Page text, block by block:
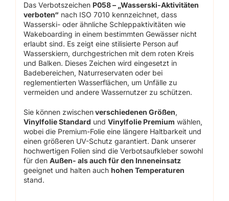
Das Verbotszeichen P058 – „Wasserski-Aktivitäten
verboten“ nach ISO 7010 kennzeichnet, dass
Wasserski- oder ähnliche Schleppaktivitäten wie
Wakeboarding in einem bestimmten Gewässer nicht
erlaubt sind. Es zeigt eine stilisierte Person auf
Wasserskiern, durchgestrichen mit dem roten Kreis
und Balken. Dieses Zeichen wird eingesetzt in
Badebereichen, Naturreservaten oder bei
reglementierten Wasserflächen, um Unfälle zu
vermeiden und andere Wassernutzer zu schützen.
Sie können zwischenverschiedenen Größen,
Vinylfolie Standard undVinylfolie Premium wählen,
wobei die Premium-Folie eine längere Haltbarkeit und
einen größeren UV-Schutz garantiert. Dank unserer
hochwertigen Folien sind die Verbotsaufkleber sowohl
für denAußen- als auch für den Inneneinsatz
geeignet und halten auch hohen Temperaturen
stand.